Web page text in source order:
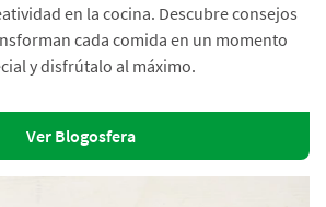
en la cocina. Descubre consejos
cada comida en un momento
y disfrútalo al máximo.
Ver Blogosfera